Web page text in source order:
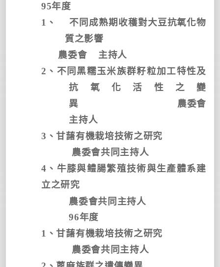
95年度
1 、
不同成熟期收穫對大豆抗氧化物
質之影響
農委會
主持人
2 、不同黑糯玉米族群籽粒加工特性及
抗氧化活性之變
異
農委會
主持人
3 、甘藷有機栽培技術之研究
農委會共同主持人
4 、牛膝與鳢腸繁殖技術與生產體系建
立之研究
農委會共同主持人
96年度
1 、甘藷有機栽培技術之研究
農委會共同主持人